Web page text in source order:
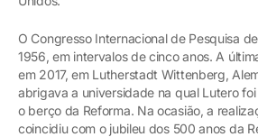
O Congresso Internacional de Pesquisa
1956, em intervalos de cinco anos. A
em 2017, em Lutherstadt Wittenberg,
abrigava a universidade na qual Lutero
o berço da Reforma. Na ocasião, a
coincidiu com o jubileu dos 500 anos da